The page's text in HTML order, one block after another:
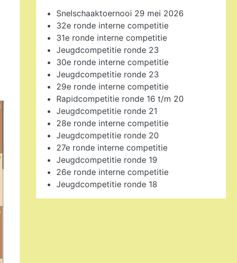
Snelschaaktoernooi 29 mei 2026
32e ronde interne competitie
31e ronde interne competitie
Jeugdcompetitie ronde 23
30e ronde interne competitie
Jeugdcompetitie ronde 23
29e ronde interne competitie
Rapidcompetitie ronde 16 t/m 20
Jeugdcompetitie ronde 21
28e ronde interne competitie
Jeugdcompetitie ronde 20
27e ronde interne competitie
Jeugdcompetitie ronde 19
26e ronde interne competitie
Jeugdcompetitie ronde 18